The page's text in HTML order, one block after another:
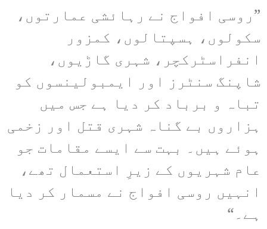
”روسی افواج نے رہائشی عمارتوں،
سکولوں، ہسپتالوں، کمزور
انفراسٹرکچر، شہری گاڑیوں،
شاپنگ سنٹرز اور ایمبولینسوں کو
تباہ و برباد کر دیا ہے جس میں
ہزاروں بے گناہ شہری قتل اور زخمی
ہوئے ہیں۔ بہت سے ایسے مقامات جو
عام شہریوں کے زیرِ استعمال تھے،
انہیں روسی افواج نے مسمار کر دیا
ہے۔“